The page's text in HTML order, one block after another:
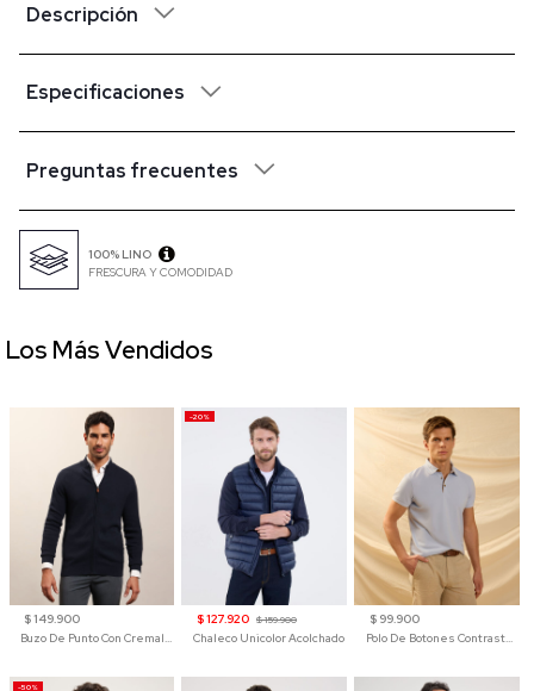
Descripción
Especificaciones
Preguntas frecuentes
100% LINO
FRESCURA Y COMODIDAD
$ 149.900
Buzo De Punto Con Cremallera Para Hombre
-20%
$ 127.920 $ 159.900
Chaleco Unicolor Acolchado
$ 99.900
Polo De Botones Contraste Para Hombre
-50%
Los Más Vendidos